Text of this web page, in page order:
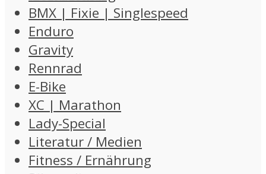
BMX | Fixie | Singlespeed
Enduro
Gravity
Rennrad
E-Bike
XC | Marathon
Lady-Special
Literatur / Medien
Fitness / Ernährung